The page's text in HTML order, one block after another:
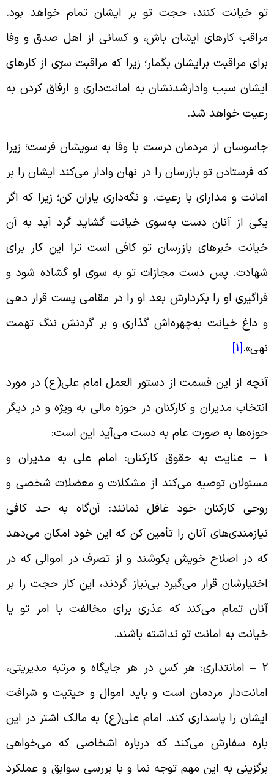
خیانت کنند، حجت تو بر ایشان تمام خواهد بود.
کارهاى ایشان باش، و کسانى از اهل صدق و وفا
مراقبت برایشان بگمار؛ زیرا که مراقبت سرّى از کارهاى
سبب وادارشدنشان به امانت‌دارى و ارفاق کردن به
خواهد شد.
از مردمان درست با وفا به سویشان فرست؛ زیرا
فرستادن تو بازرسان را در نهان وادار می‌کند ایشان را بر
و مداراى با رعیت. و نگه‌‌دارى یاران کن؛ زیرا که اگر
از آنان دست به‌سوى خیانت گشاید گرد آید به آن
خبرهاى بازرسان تو کافی است ترا این کار براى
پس دست مجازات تو به سوى او گشاده شود و
او را بکردارش بعد او را در مقامى پست قرار دهى
داغ خیانت به‌چهره‌‏اش گذارى و بر گردنش ننگ تهمت
[1]
از این قسمت از دستور العمل امام علی(ع) در مورد
مدیران و کارکنان در حوزه مالی به ویژه و در دیگر
به صورت عام به دست می‌آید این است:
1 – عنایت به حقوق کارکنان: امام علی به مدیران و
توصیه می‌کند از مشکلات و معضلات شخصی و
کارکنان خود غافل نمانند: آن‌گاه به حد کافی
آنان را تأمین کن که این خود امکان می‌دهد
در اصلاح خویش بکوشند و از تصرف در اموالی که در
قرار می‌گیرد بی‌‌نیاز گردند، این کار حجت را بر
تمام می‌‌کند که عذری برای مخالفت با امر تو یا
به امانت تو نداشته باشند.
2 – امانتداری: هر کس در هر جایگاه و مرتبه مدیریتی،
مردمان است و باید اموال و حیثیت و شرافت
را پاسداری کند. امام علی(ع) به مالک اشتر در این
سفارش می‌‌کند که درباره اشخاصی که می‌‌خواهی
به این مهم توجه نما و با بررسی سوابق و عملکرد